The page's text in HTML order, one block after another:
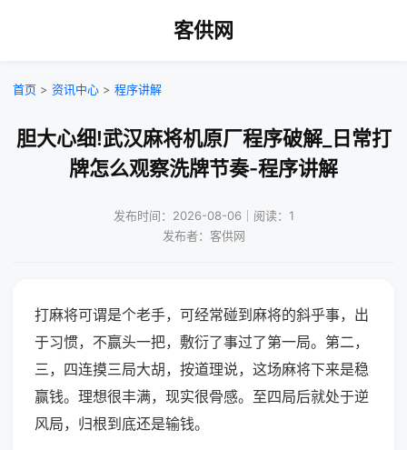
客供网
首页 > 资讯中心 > 程序讲解
胆大心细!武汉麻将机原厂程序破解_日常打
牌怎么观察洗牌节奏-程序讲解
发布时间：2026-08-06｜阅读：1
发布者：客供网
打麻将可谓是个老手，可经常碰到麻将的斜乎事，出
于习惯，不赢头一把，敷衍了事过了第一局。第二，
三，四连摸三局大胡，按道理说，这场麻将下来是稳
赢钱。理想很丰满，现实很骨感。至四局后就处于逆
风局，归根到底还是输钱。